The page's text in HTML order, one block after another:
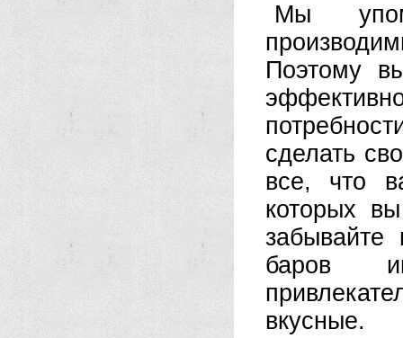
Мы
Поэтому
сделать
все, что
которых
забывайте
баров
вкусные.